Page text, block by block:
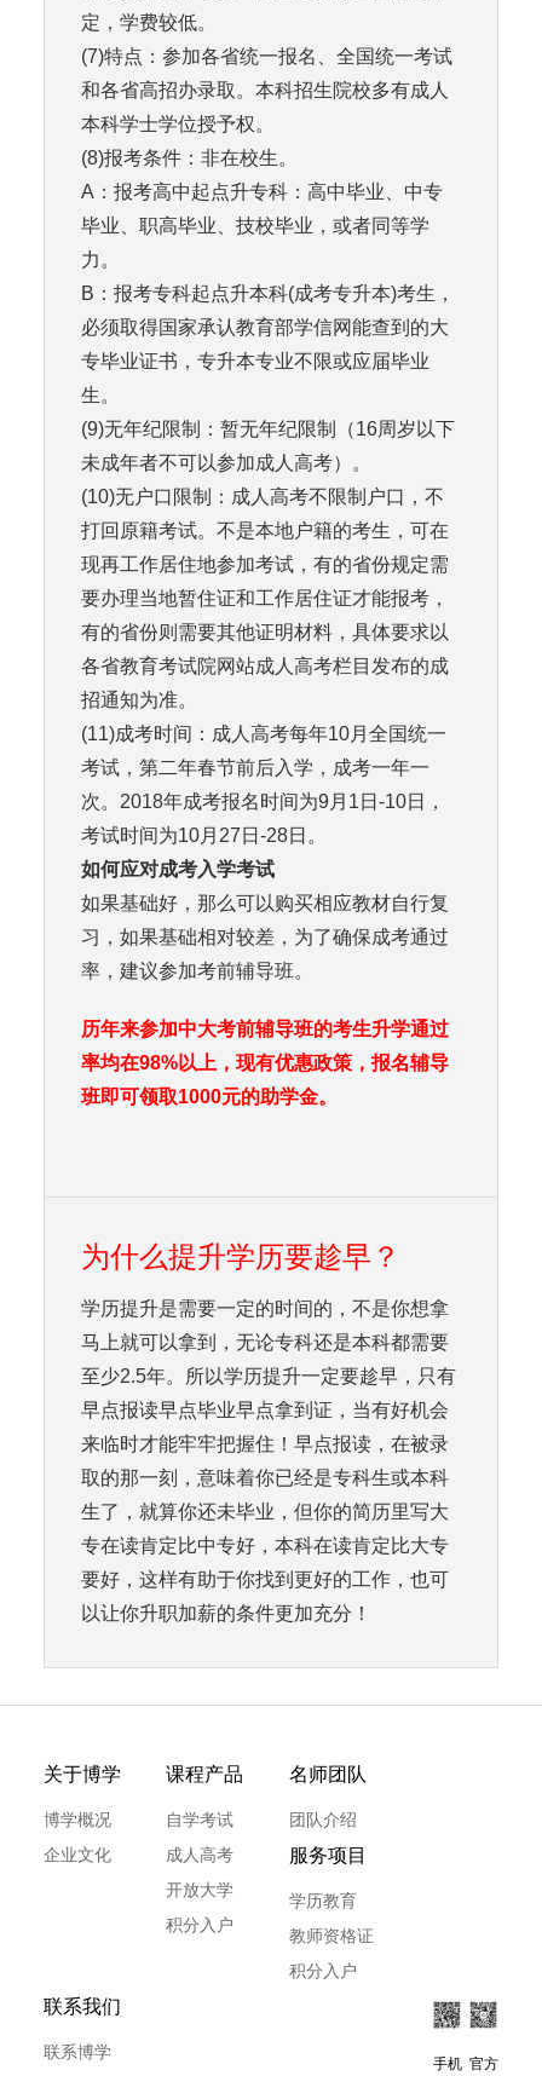
定，学费较低。
(7)特点：参加各省统一报名、全国统一考试
和各省高招办录取。本科招生院校多有成人
本科学士学位授予权。
(8)报考条件：非在校生。
A：报考高中起点升专科：高中毕业、中专
毕业、职高毕业、技校毕业，或者同等学
力。
B：报考专科起点升本科(成考专升本)考生，
必须取得国家承认教育部学信网能查到的大
专毕业证书，专升本专业不限或应届毕业
生。
(9)无年纪限制：暂无年纪限制（16周岁以下
未成年者不可以参加成人高考）。
(10)无户口限制：成人高考不限制户口，不
打回原籍考试。不是本地户籍的考生，可在
现再工作居住地参加考试，有的省份规定需
要办理当地暂住证和工作居住证才能报考，
有的省份则需要其他证明材料，具体要求以
各省教育考试院网站成人高考栏目发布的成
招通知为准。
(11)成考时间：成人高考每年10月全国统一
考试，第二年春节前后入学，成考一年一
次。2018年成考报名时间为9月1日-10日，
考试时间为10月27日-28日。
如何应对成考入学考试
如果基础好，那么可以购买相应教材自行复
习，如果基础相对较差，为了确保成考通过
率，建议参加考前辅导班。
历年来参加中大考前辅导班的考生升学通过
率均在98%以上，现有优惠政策，报名辅导
班即可领取1000元的助学金。
为什么提升学历要趁早？
学历提升是需要一定的时间的，不是你想拿
马上就可以拿到，无论专科还是本科都需要
至少2.5年。所以学历提升一定要趁早，只有
早点报读早点毕业早点拿到证，当有好机会
来临时才能牢牢把握住！早点报读，在被录
取的那一刻，意味着你已经是专科生或本科
生了，就算你还未毕业，但你的简历里写大
专在读肯定比中专好，本科在读肯定比大专
要好，这样有助于你找到更好的工作，也可
以让你升职加薪的条件更加充分！